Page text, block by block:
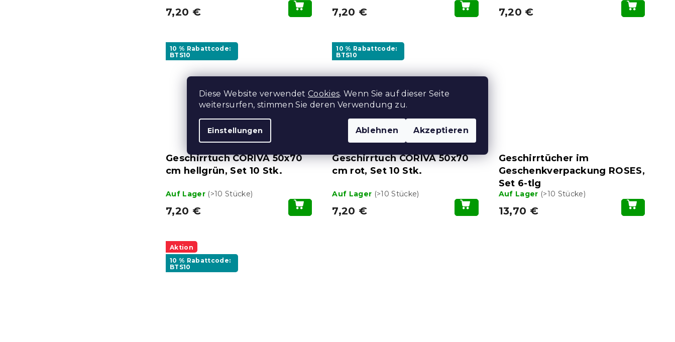
Diese Website verwendet Cookies. Wenn Sie auf dieser Seite
weitersurfen, stimmen Sie deren Verwendung zu.
Einstellungen Ablehnen Akzeptieren
7,20 € 7,20 € 7,20 €
10 % Rabattcode:
BTS10
Geschirrtuch CORIVA 50x70
cm hellgrün, Set 10 Stk.
Auf Lager (>10 Stücke)
7,20 €
10 % Rabattcode:
BTS10
Geschirrtuch CORIVA 50x70
cm rot, Set 10 Stk.
Auf Lager (>10 Stücke)
7,20 €
Geschirrtücher im
Geschenkverpackung ROSES,
Set 6-tlg
Auf Lager (>10 Stücke)
13,70 €
Aktion
10 % Rabattcode:
BTS10